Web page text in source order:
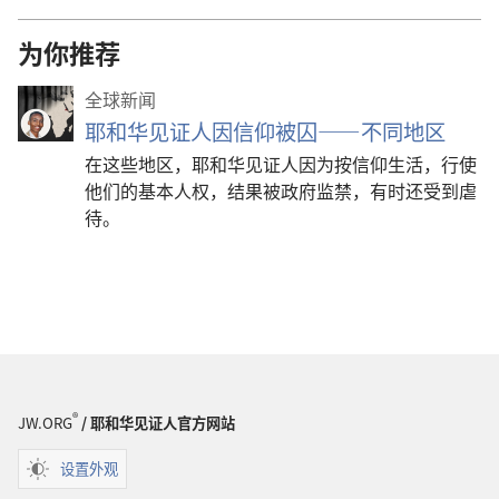
为你推荐
全球新闻
耶和华见证人因信仰被囚——不同地区
在这些地区，耶和华见证人因为按信仰生活，行使
他们的基本人权，结果被政府监禁，有时还受到虐
待。
JW.ORG® / 耶和华见证人官方网站
设置外观